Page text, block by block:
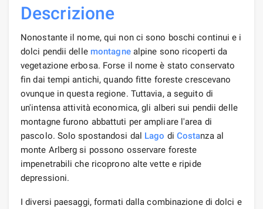
Descrizione
Nonostante il nome, qui non ci sono boschi continui e i
dolci pendii delle montagnealpine sono ricoperti da
vegetazione erbosa. Forse il nome è stato conservato
fin dai tempi antichi, quando fitte foreste crescevano
ovunque in questa regione. Tuttavia, a seguito di
un'intensa attività economica, gli alberi sui pendii delle
montagne furono abbattuti per ampliare l'area di
pascolo. Solo spostandosi dal Lago di Costanza al
monte Arlberg si possono osservare foreste
impenetrabili che ricoprono alte vette e ripide
depressioni.
I diversi paesaggi, formati dalla combinazione di dolci e